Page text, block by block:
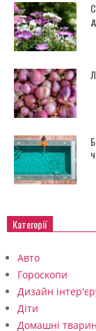
Категорії
Авто
Гороскопи
Дизайн
Діти
Домашні